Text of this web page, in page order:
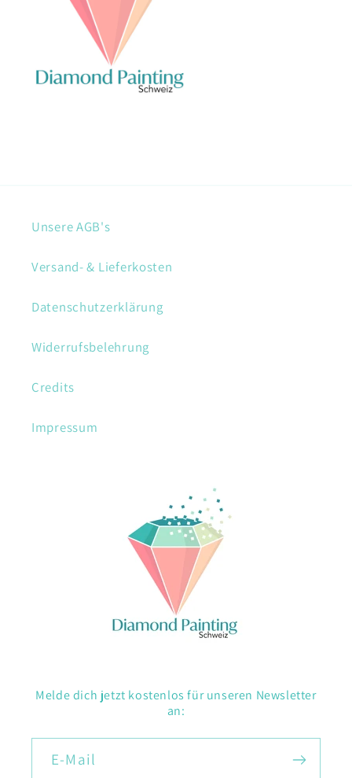
Unsere AGB's
Versand- & Lieferkosten
Datenschutzerklärung
Widerrufsbelehrung
Credits
Impressum
Melde dich jetzt kostenlos für unseren Newsletter
an:
E-Mail